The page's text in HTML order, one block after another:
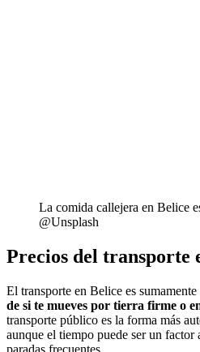
La comida callejera en Belice
@Unsplash
Precios del transporte
El transporte en Belice es
de si te mueves por tierra firme o
transporte público es la forma más
aunque el tiempo puede ser un factor